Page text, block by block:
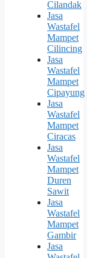
Cilandak
Jasa
Wastafel
Mampet
Cilincing
Jasa
Wastafel
Mampet
Cipayung
Jasa
Wastafel
Mampet
Ciracas
Jasa
Wastafel
Mampet
Duren
Sawit
Jasa
Wastafel
Mampet
Gambir
Jasa